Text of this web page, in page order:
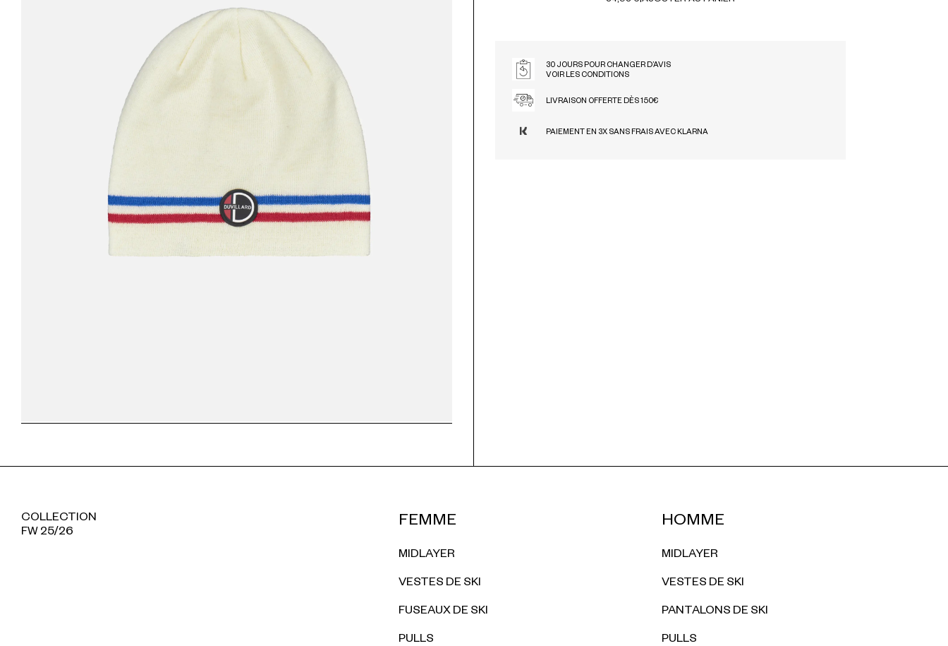
30 JOURS POUR CHANGER D’AVIS
VOIR LES CONDITIONS
LIVRAISON OFFERTE DÈS 150€
PAIEMENT EN 3X SANS FRAIS AVEC KLARNA
COLLECTION
FW 25/26
FEMME
MIDLAYER
VESTES DE SKI
FUSEAUX DE SKI
PULLS
HOMME
MIDLAYER
VESTES DE SKI
PANTALONS DE SKI
PULLS